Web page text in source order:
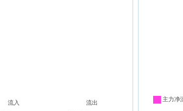
流入
流出
主力净